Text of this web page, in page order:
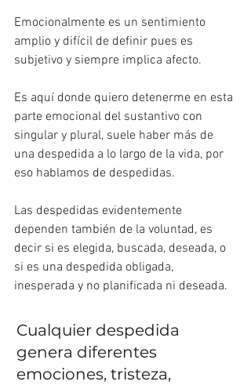
Emocionalmente es un sentimiento
amplio y difícil de definir pues es
subjetivo y siempre implica afecto.
Es aquí donde quiero detenerme en esta
parte emocional del sustantivo con
singular y plural, suele haber más de
una despedida a lo largo de la vida, por
eso hablamos de despedidas.
Las despedidas evidentemente
dependen también de la voluntad, es
decir si es elegida, buscada, deseada, o
si es una despedida obligada,
inesperada y no planificada ni deseada.
Cualquier despedida
genera diferentes
emociones, tristeza,